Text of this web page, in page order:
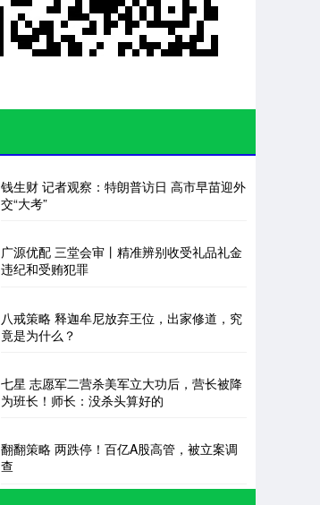
钱生财 记者观察：特朗普访日 高市早苗迎外
交“大考”
广源优配 三堂会审丨精准辨别收受礼品礼金
违纪和受贿犯罪
八戒策略 释迦牟尼放弃王位，出家修道，究
竟是为什么？
七星 志愿军二营杀美军立大功后，营长被降
为班长！师长：没杀头算好的
翻翻策略 两跌停！百亿A股高管，被立案调
查